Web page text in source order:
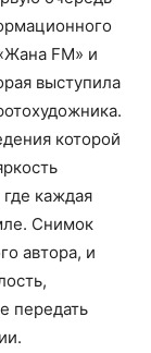
FM» и
выступила
которой
каждая
Снимок
автора, и
передать